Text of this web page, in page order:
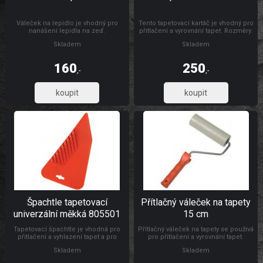
Váleček na lepidlo je vhodný pro
nanášení lepidla na zeď.
Skladem
160,-
132,23
Tento tapetovací kartáč je vhodný pro
přitlačení a vyrovnání tapet. Rozměry:
Skladem
250,-
206,61
Špachtle tapetovací
univerzální měkká 805501
Tapetovací špachtle je vhodná pro
přitlačení a vyhlazení tapet a pro
samolepicích folií, s drážkou pro
Skladem
Přítlačný váleček na tapety
15 cm
Přítlačný váleček na tapety se používá
pro přitlačení a vyrovnání tapet.
váleček je vyroben z PUR pěny,
Skladem